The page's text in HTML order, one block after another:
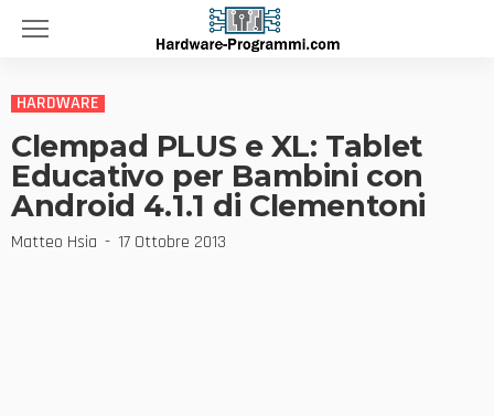
HARDWARE
Clempad PLUS e XL: Tablet
Educativo per Bambini con
Android 4.1.1 di Clementoni
Matteo Hsia 17 Ottobre 2013